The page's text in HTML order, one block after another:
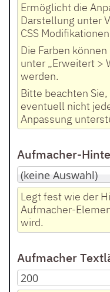
Ermöglicht die
Darstellung unter
CSS
Die Farben
unter „Erweitert >
werden.
Bitte beachten
eventuell nicht
Anpassung
Aufmacher-
Legt fest wie der
Aufmacher-
wird.
Aufmacher